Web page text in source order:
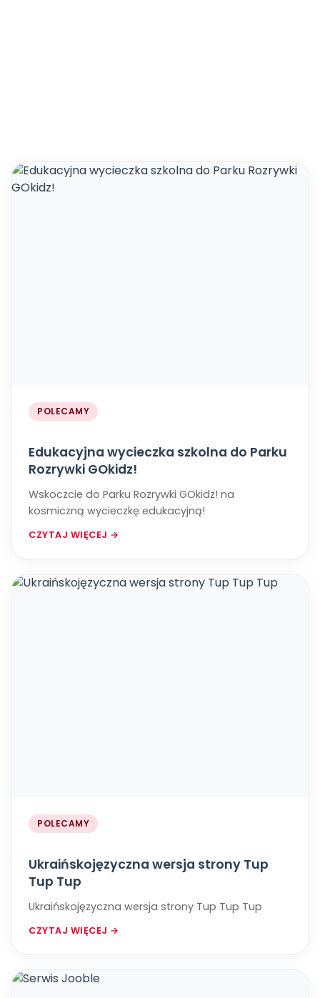
POLECAMY
Edukacyjna wycieczka szkolna do Parku
Rozrywki GOkidz!
Wskoczcie do Parku Rozrywki GOkidz! na
kosmiczną wycieczkę edukacyjną!
CZYTAJ WIĘCEJ →
POLECAMY
Ukraińskojęzyczna wersja strony Tup
Tup Tup
Ukraińskojęzyczna wersja strony Tup Tup Tup
CZYTAJ WIĘCEJ →